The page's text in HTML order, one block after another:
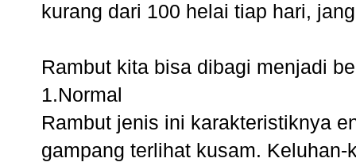
kurang dari 100 helai tiap hari,
Rambut kita bisa dibagi menjadi
1.Normal
Rambut jenis ini karakteristiknya
gampang terlihat kusam.